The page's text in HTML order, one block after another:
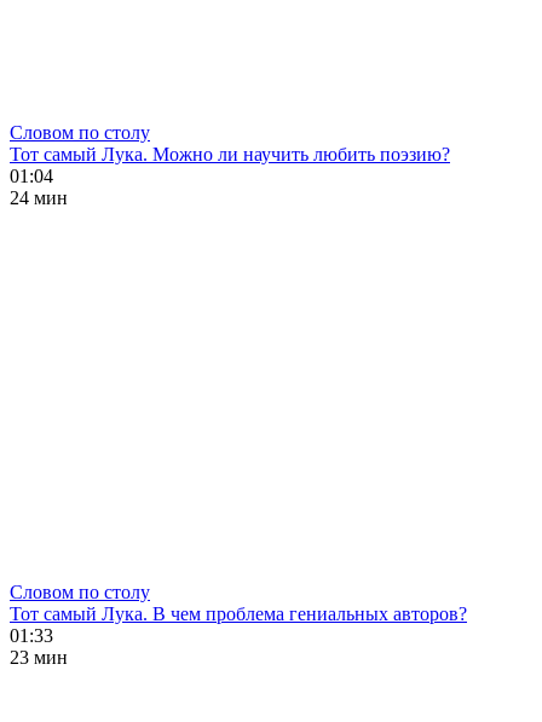
Словом по столу
Тот самый Лука. Можно ли научить любить поэзию?
01:04
24 мин
Словом по столу
Тот самый Лука. В чем проблема гениальных авторов?
01:33
23 мин